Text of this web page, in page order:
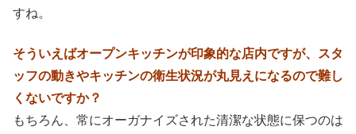
すね。
そういえばオープンキッチンが印象的な店内ですが、スタ
ッフの動きやキッチンの衛生状況が丸見えになるので難し
くないですか？
もちろん、常にオーガナイズされた清潔な状態に保つのは